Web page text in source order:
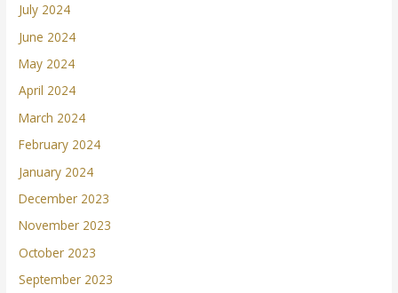
July 2024
June 2024
May 2024
April 2024
March 2024
February 2024
January 2024
December 2023
November 2023
October 2023
September 2023